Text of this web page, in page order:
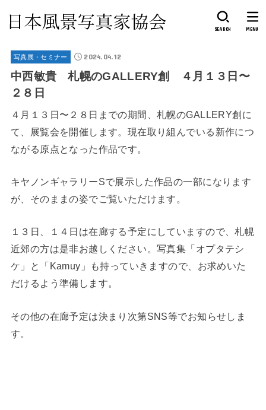
SEARCH MENU
写真展・セミナー 2024.04.12
中西敏貴 札幌のGALLERY創 ４月１３日〜
２８日
４月１３日〜２８日までの期間、札幌のGALLERY創に
て、展覧会を開催します。現在取り組んでいる新作につ
ながる原点となった作品です。
キヤノンギャラリーSで展示した作品の一部になります
が、そのままの姿でご覧いただけます。
１３日、１４日は在廊する予定にしていますので、札幌
近郊の方は是非お越しください。写真集「オプタテシ
ケ」と「Kamuy」も持っていきますので、お求めいた
だけるよう準備します。
その他の在廊予定は決まり次第SNS等でお知らせしま
す。